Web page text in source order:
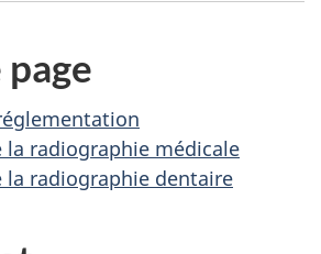
la radiographie médicale
la radiographie dentaire